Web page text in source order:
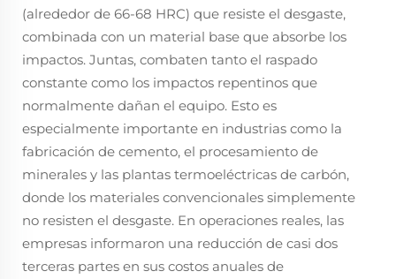
(alrededor de 66-68 HRC) que resiste el desgaste,
combinada con un material base que absorbe los
impactos. Juntas, combaten tanto el raspado
constante como los impactos repentinos que
normalmente dañan el equipo. Esto es
especialmente importante en industrias como la
fabricación de cemento, el procesamiento de
minerales y las plantas termoeléctricas de carbón,
donde los materiales convencionales simplemente
no resisten el desgaste. En operaciones reales, las
empresas informaron una reducción de casi dos
terceras partes en sus costos anuales de